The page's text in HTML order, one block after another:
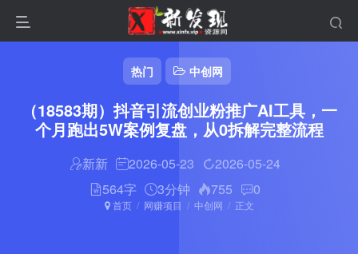
热门 中创网
（18583期）抖音引流创业粉推广AI工具，一
个月跑出5W案例复盘，从0拆解完整流程
新新 2026-05-23
2026-05-24
564字
3分钟 755 0
首页 网赚项目 中创网 正文